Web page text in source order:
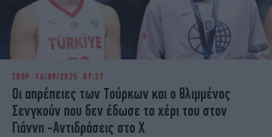
ΣΠΟΡ 16/09/2025 07:37
Οι απρέπειες των Τούρκων και ο θλιμμένος
Σενγκούν που δεν έδωσε το χέρι του στον
Γιάννη -Αντιδράσεις στο Χ